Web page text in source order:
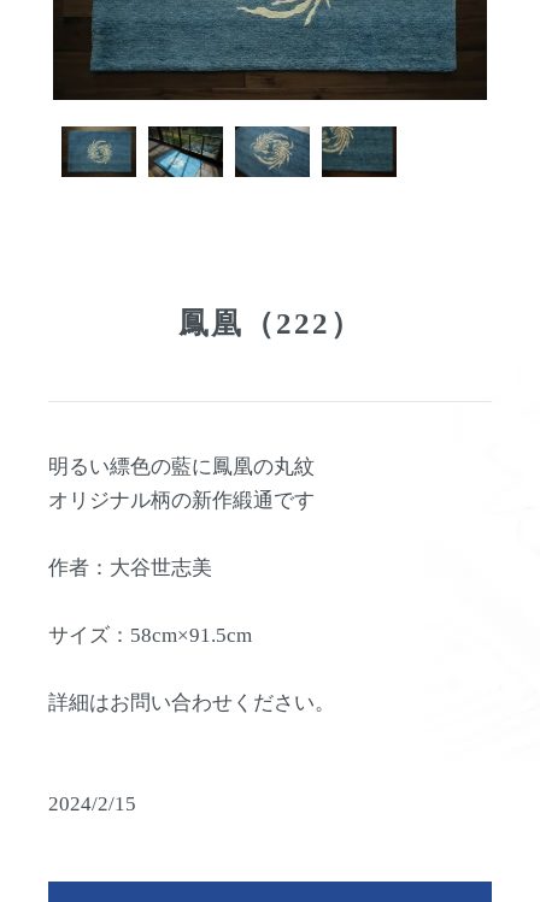
鳳凰（222）
明るい縹色の藍に鳳凰の丸紋
オリジナル柄の新作緞通です
作者：大谷世志美
サイズ：58cm×91.5cm
詳細はお問い合わせください。
2024/2/15